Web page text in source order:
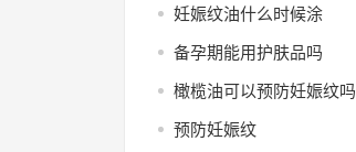
妊娠纹油什么时候涂
备孕期能用护肤品吗
橄榄油可以预防妊娠纹吗
预防妊娠纹